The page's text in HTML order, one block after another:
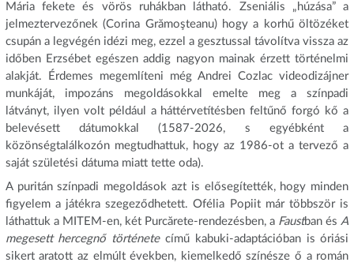
Mária fekete és vörös ruhákban látható. Zseniális „húzása” a
jelmeztervezőnek (Corina Grămoşteanu) hogy a korhű öltözéket
csupán a legvégén idézi meg, ezzel a gesztussal távolítva vissza az
időben Erzsébet egészen addig nagyon mainak érzett történelmi
alakját. Érdemes megemlíteni még Andrei Cozlac videodizájner
munkáját, impozáns megoldásokkal emelte meg a színpadi
látványt, ilyen volt például a háttérvetítésben feltűnő forgó kő a
belevésett dátumokkal (1587-2026, s egyébként a
közönségtalálkozón megtudhattuk, hogy az 1986-ot a tervező a
saját születési dátuma miatt tette oda).
A puritán színpadi megoldások azt is elősegítették, hogy minden
figyelem a játékra szegeződhetett. Ofélia Popiit már többször is
láthattuk a MITEM-en, két Purcărete-rendezésben, a Faustban és A
megesett hercegnő történetecímű kabuki-adaptációban is óriási
sikert aratott az elmúlt években, kiemelkedő színésze ő a román